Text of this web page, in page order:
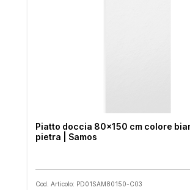
Piatto doccia 80x150 cm colore
pietra | Samos
Cod. Articolo: PD01SAM80150-C03